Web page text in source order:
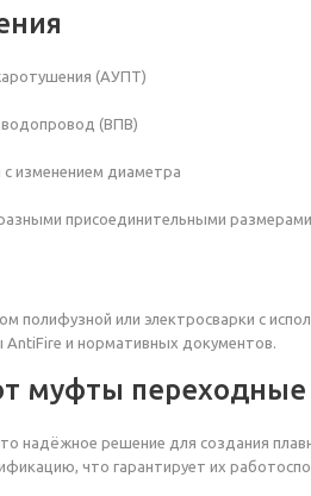
(АУПТ)
водопровод (ВПВ)
изменением диаметра
присоединительными размерами
полифузной или электросварки с
AntiFire и нормативных документов.
муфты
надёжное решение для создания
что гарантирует их